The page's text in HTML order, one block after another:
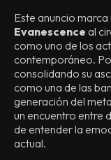
Este anuncio
Evanescence al
como uno de los
contemporáneo.
consolidando su
como una de las
generación del
un encuentro entre
de entender la
actual.